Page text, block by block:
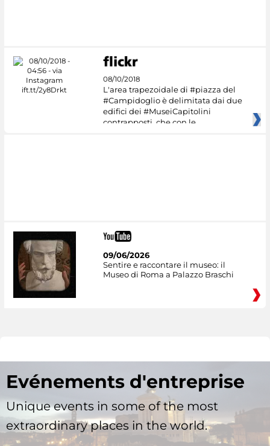
08/10/2018
L'area trapezoidale di #piazza del
#Campidoglio è delimitata dai due
edifici dei #MuseiCapitolini
contrapposti, che con le
09/06/2026
Sentire e raccontare il museo: il
Museo di Roma a Palazzo Braschi
Evénements d'entreprise
Unique events in some of the most
extraordinary places in the world.